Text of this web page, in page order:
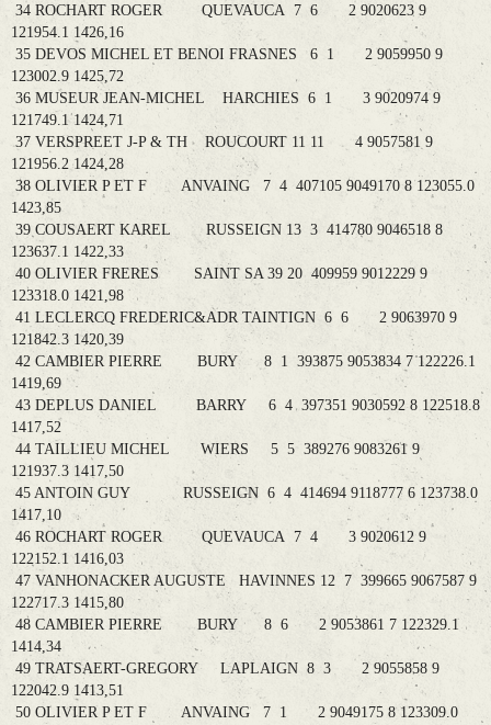
34 ROCHART ROGER QUEVAUCA 7 6 2 9020623 9
121954.1 1426,16
35 DEVOS MICHEL ET BENOI FRASNES 6 1 2 9059950 9
123002.9 1425,72
36 MUSEUR JEAN-MICHEL HARCHIES 6 1 3 9020974 9
121749.1 1424,71
37 VERSPREET J-P & TH ROUCOURT 11 11 4 9057581 9
121956.2 1424,28
38 OLIVIER P ET F ANVAING 7 4 407105 9049170 8 123055.0
1423,85
39 COUSAERT KAREL RUSSEIGN 13 3 414780 9046518 8
123637.1 1422,33
40 OLIVIER FRERES SAINT SA 39 20 409959 9012229 9
123318.0 1421,98
41 LECLERCQ FREDERIC&ADR TAINTIGN 6 6 2 9063970 9
121842.3 1420,39
42 CAMBIER PIERRE BURY 8 1 393875 9053834 7 122226.1
1419,69
43 DEPLUS DANIEL BARRY 6 4 397351 9030592 8 122518.8
1417,52
44 TAILLIEU MICHEL WIERS 5 5 389276 9083261 9
121937.3 1417,50
45 ANTOIN GUY RUSSEIGN 6 4 414694 9118777 6 123738.0
1417,10
46 ROCHART ROGER QUEVAUCA 7 4 3 9020612 9
122152.1 1416,03
47 VANHONACKER AUGUSTE HAVINNES 12 7 399665 9067587 9
122717.3 1415,80
48 CAMBIER PIERRE BURY 8 6 2 9053861 7 122329.1
1414,34
49 TRATSAERT-GREGORY LAPLAIGN 8 3 2 9055858 9
122042.9 1413,51
50 OLIVIER P ET F ANVAING 7 1 2 9049175 8 123309.0